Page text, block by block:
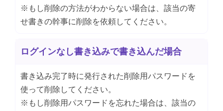
※もし削除の方法がわからない場合は、該当の寄
せ書きの幹事に削除を依頼してください。
ログインなし書き込みで書き込んだ場合
書き込み完了時に発行された削除用パスワードを
使って削除してください。
※もし削除用パスワードを忘れた場合は、該当の